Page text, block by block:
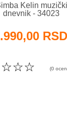
Kelin muzički
dnevnik - 34023
RSD
☆
☆
☆ (0